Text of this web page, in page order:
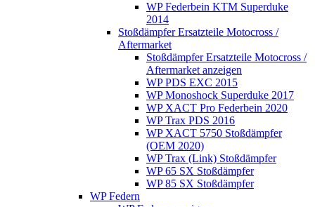
WP Federbein KTM Superduke
2014
Stoßdämpfer Ersatzteile Motocross /
Aftermarket
Stoßdämpfer Ersatzteile Motocross /
Aftermarket anzeigen
WP PDS EXC 2015
WP Monoshock Superduke 2017
WP XACT Pro Federbein 2020
WP Trax PDS 2016
WP XACT 5750 Stoßdämpfer
(OEM 2020)
WP Trax (Link) Stoßdämpfer
WP 65 SX Stoßdämpfer
WP 85 SX Stoßdämpfer
WP Federn